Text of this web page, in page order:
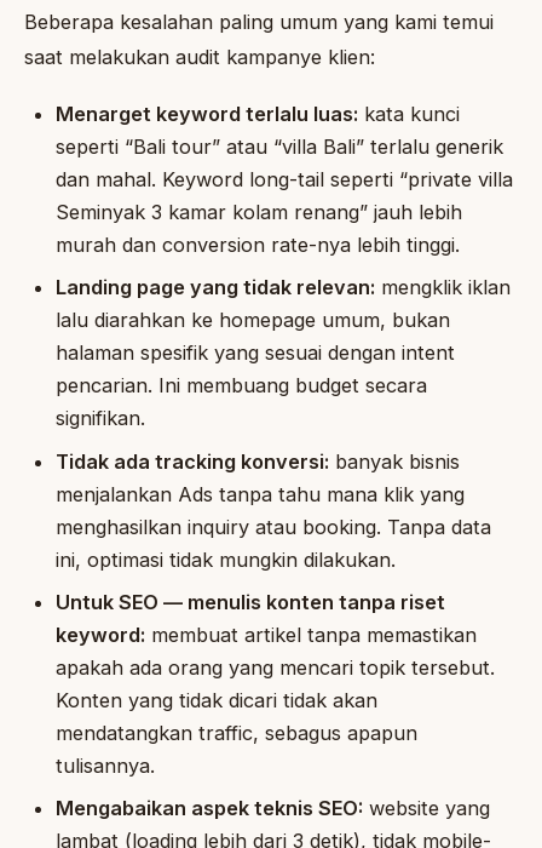
Beberapa kesalahan paling umum yang kami temui
saat melakukan audit kampanye klien:
Menarget keyword terlalu luas: kata kunci
seperti “Bali tour” atau “villa Bali” terlalu generik
dan mahal. Keyword long-tail seperti “private villa
Seminyak 3 kamar kolam renang” jauh lebih
murah dan conversion rate-nya lebih tinggi.
Landing page yang tidak relevan: mengklik iklan
lalu diarahkan ke homepage umum, bukan
halaman spesifik yang sesuai dengan intent
pencarian. Ini membuang budget secara
signifikan.
Tidak ada tracking konversi: banyak bisnis
menjalankan Ads tanpa tahu mana klik yang
menghasilkan inquiry atau booking. Tanpa data
ini, optimasi tidak mungkin dilakukan.
Untuk SEO — menulis konten tanpa riset
keyword: membuat artikel tanpa memastikan
apakah ada orang yang mencari topik tersebut.
Konten yang tidak dicari tidak akan
mendatangkan traffic, sebagus apapun
tulisannya.
Mengabaikan aspek teknis SEO: website yang
lambat (loading lebih dari 3 detik), tidak mobile-